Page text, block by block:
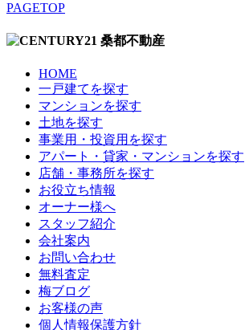
PAGETOP
HOME
一戸建てを探す
マンションを探す
土地を探す
事業用・投資用を探す
アパート・貸家・マンションを探す
店舗・事務所を探す
お役立ち情報
オーナー様へ
スタッフ紹介
会社案内
お問い合わせ
無料査定
梅ブログ
お客様の声
個人情報保護方針